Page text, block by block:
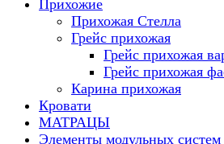
Прихожие
Прихожая Стелла
Грейс прихожая
Грейс прихожая
Грейс прихожая
Карина прихожая
Кровати
МАТРАЦЫ
Элементы модульных систем